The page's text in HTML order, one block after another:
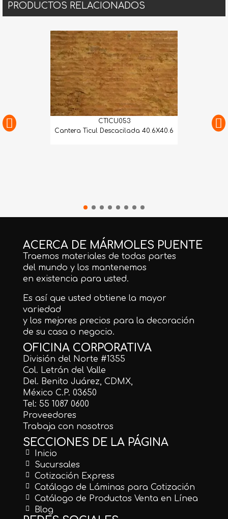
PRODUCTOS RELACIONADOS
CTICU053
Cantera Ticul Descacilada 40.6X40.6
ACERCA DE MÁRMOLES PUENTE
Traemos materiales de todas partes
del mundo y los mantenemos
en existencia para usted.
Es así que usted obtiene la mayor
variedad
y los mejores precios para la decoración
de su casa o negocio.
OFICINA CORPORATIVA
División del Norte #1355
Col. Letrán del Valle
Del. Benito Juárez, CDMX,
México C.P. 03650
Tel: 55 1087 0600
Proveedores
Trabaja con nosotros
SECCIONES DE LA PÁGINA
Inicio
Sucursales
Cotización Express
Catálogo de Láminas para Cotización
Catálogo de Productos Venta en Línea
Blog